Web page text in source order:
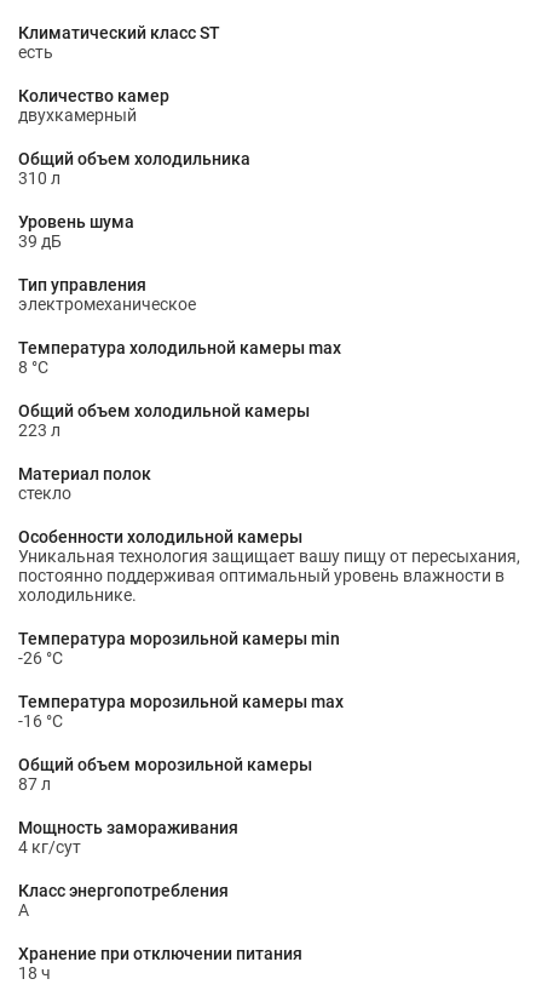
Климатический класс ST
есть
Количество камер
двухкамерный
Общий объем холодильника
310 л
Уровень шума
39 дБ
Тип управления
электромеханическое
Температура холодильной камеры max
8 °С
Общий объем холодильной камеры
223 л
Материал полок
стекло
Особенности холодильной камеры
Уникальная технология защищает вашу пищу от пересыхания,
постоянно поддерживая оптимальный уровень влажности в
холодильнике.
Температура морозильной камеры min
-26 °С
Температура морозильной камеры max
-16 °С
Общий объем морозильной камеры
87 л
Мощность замораживания
4 кг/сут
Класс энергопотребления
A
Хранение при отключении питания
18 ч